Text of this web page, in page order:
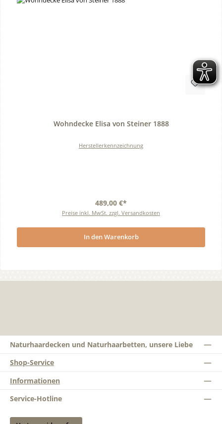
Wohndecke Elisa von Steiner 1888
Herstellerkennzeichnung
489,00 €*
Preise inkl. MwSt. zzgl. Versandkosten
In den Warenkorb
Naturhaardecken und Naturhaarbetten, unsere Liebe
Shop-Service
Informationen
Service-Hotline